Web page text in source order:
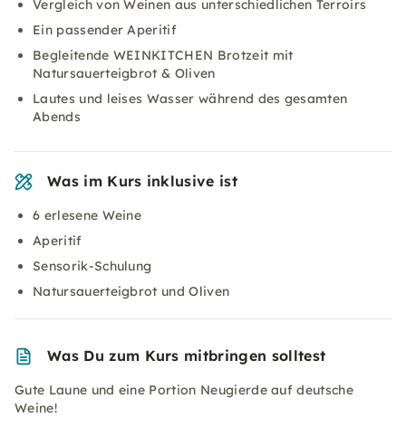
Vergleich von Weinen aus unterschiedlichen Terroirs
Ein passender Aperitif
Begleitende WEINKITCHEN Brotzeit mit
Natursauerteigbrot & Oliven
Lautes und leises Wasser während des gesamten
Abends
Was im Kurs inklusive ist
6 erlesene Weine
Aperitif
Sensorik-Schulung
Natursauerteigbrot und Oliven
Was Du zum Kurs mitbringen solltest
Gute Laune und eine Portion Neugierde auf deutsche
Weine!